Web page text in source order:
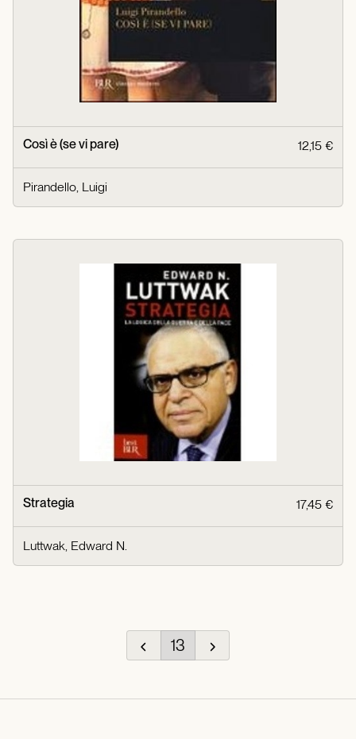
Così è (se vi pare) 12,15 €
Pirandello, Luigi
Strategia 17,45 €
Luttwak, Edward N.
13